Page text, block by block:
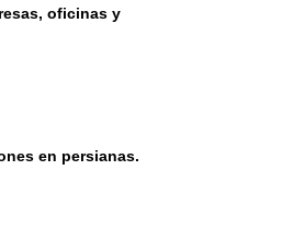
oficinas y
en persianas.